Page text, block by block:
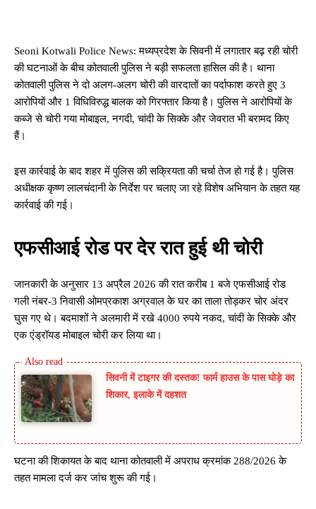
Seoni Kotwali Police News: मध्यप्रदेश के सिवनी में लगातार बढ़ रही चोरी
की घटनाओं के बीच कोतवाली पुलिस ने बड़ी सफलता हासिल की है। थाना
कोतवाली पुलिस ने दो अलग-अलग चोरी की वारदातों का पर्दाफाश करते हुए 3
आरोपियों और 1 विधिविरुद्ध बालक को गिरफ्तार किया है। पुलिस ने आरोपियों के
कब्जे से चोरी गया मोबाइल, नगदी, चांदी के सिक्के और जेवरात भी बरामद किए
हैं।
इस कार्रवाई के बाद शहर में पुलिस की सक्रियता की चर्चा तेज हो गई है। पुलिस
अधीक्षक कृष्ण लालचंदानी के निर्देश पर चलाए जा रहे विशेष अभियान के तहत यह
कार्रवाई की गई।
एफसीआई रोड पर देर रात हुई थी चोरी
जानकारी के अनुसार 13 अप्रैल 2026 की रात करीब 1 बजे एफसीआई रोड
गली नंबर-3 निवासी ओमप्रकाश अग्रवाल के घर का ताला तोड़कर चोर अंदर
घुस गए थे। बदमाशों ने अलमारी में रखे 4000 रुपये नकद, चांदी के सिक्के और
एक एंड्रॉयड मोबाइल चोरी कर लिया था।
सिवनी में टाइगर की दस्तक! फार्म हाउस के पास घोड़े का
शिकार, इलाके में दहशत
घटना की शिकायत के बाद थाना कोतवाली में अपराध क्रमांक 288/2026 के
तहत मामला दर्ज कर जांच शुरू की गई।